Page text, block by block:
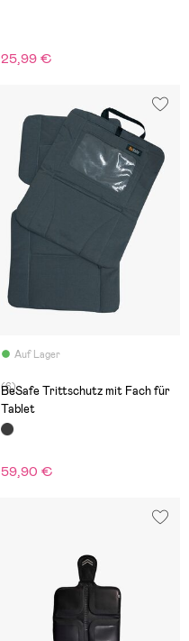
25,99 €
Auf Lager
(6)
BeSafe Trittschutz mit Fach für
Tablet
59,90 €